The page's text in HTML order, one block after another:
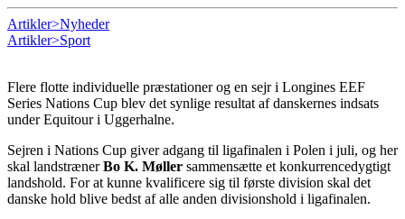
Artikler>Nyheder
Artikler>Sport
Flere flotte individuelle præstationer og en sejr i Longines EEF
Series Nations Cup blev det synlige resultat af danskernes indsats
under Equitour i Uggerhalne.
Sejren i Nations Cup giver adgang til ligafinalen i Polen i juli, og her
skal landstrænerBo K. Møller sammensætte et konkurrencedygtigt
landshold. For at kunne kvalificere sig til første division skal det
danske hold blive bedst af alle anden divisionshold i ligafinalen.